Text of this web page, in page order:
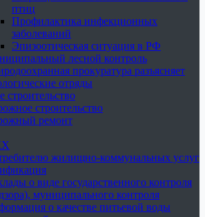
птиц
Профилактика инфекционных
заболеваний
Эпизоотическая ситуация в РФ
лесной контроль
прокуратура разъясняет
отряды
строительство
строительство
ремонт
жилищно-коммунальных услуг
о виде государственного контроля
муниципального контроля
о качестве питьевой воды